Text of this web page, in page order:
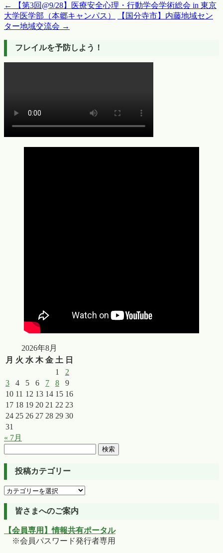
←
【第3回@9/28】医療安全心理・行動学会学術総会 in 東京
大学医学部（本郷キャンパス）
【国分寺市】内藤地域セン
ター地域交流会 →
フレイルを予防しよう！
2026年8月
月 火 水 木 金 土 日
1
2
3
4 5 6 7 8
9
10 11 12 13 14 15 16
17 18 19 20 21 22 23
24 25 26 27 28 29 30
31
« 7月
投稿カテゴリー
投
テ
ゴ
皆さまへのご案内
【会員専用】情報共有ポータル
※会員パスワード発行者専用